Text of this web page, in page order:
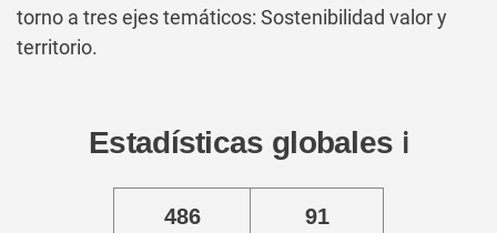
torno a tres ejes temáticos: Sostenibilidad valor y
territorio.
Estadísticas globales ℹ️
486 91